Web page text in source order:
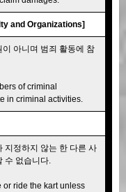
and Organizations]
아니며 범죄 활동에 참
of criminal
in criminal activities.
지정하지 않는 한 다른 사
수 없습니다.
or ride the kart unless